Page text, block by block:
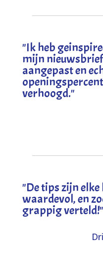
"Ik heb
mijn
aangepast en
verhoogd."
"De tips zijn elke
waardevol, en
grappig verteld!"